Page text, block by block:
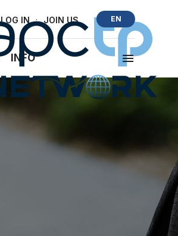
LOG IN · JOIN US EN
INFO